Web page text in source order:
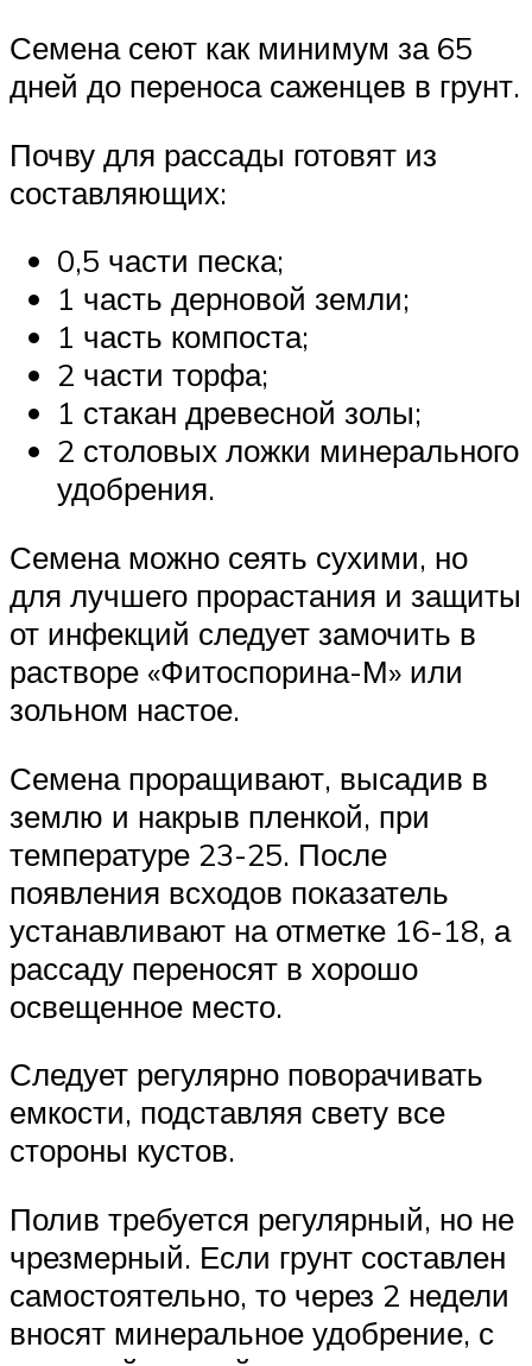
Семена сеют как минимум за 65
дней до переноса саженцев в грунт.
Почву для рассады готовят из
составляющих:
0,5 части песка;
1 часть дерновой земли;
1 часть компоста;
2 части торфа;
1 стакан древесной золы;
2 столовых ложки минерального
удобрения.
Семена можно сеять сухими, но
для лучшего прорастания и защиты
от инфекций следует замочить в
растворе «Фитоспорина-М» или
зольном настое.
Семена проращивают, высадив в
землю и накрыв пленкой, при
температуре 23-25. После
появления всходов показатель
устанавливают на отметке 16-18, а
рассаду переносят в хорошо
освещенное место.
Следует регулярно поворачивать
емкости, подставляя свету все
стороны кустов.
Полив требуется регулярный, но не
чрезмерный. Если грунт составлен
самостоятельно, то через 2 недели
вносят минеральное удобрение, с